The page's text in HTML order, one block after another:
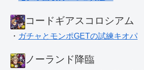
コードギアスコロシアム
・ ガチャとモンポGETの試練キオパ
ノーランド降臨